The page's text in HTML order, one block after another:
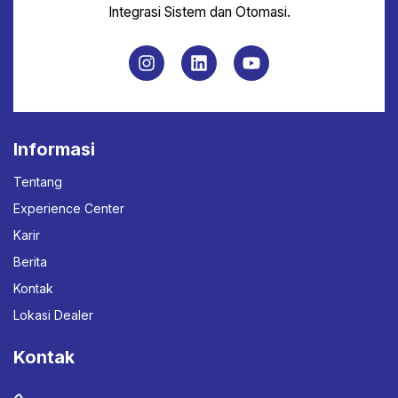
Integrasi Sistem dan Otomasi.
Informasi
Tentang
Experience Center
Karir
Berita
Kontak
Lokasi Dealer
Kontak